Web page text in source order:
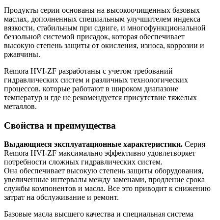
Продукты серии основаны на высокоочищенных базовых
маслах, дополненных специальным улучшителем индекса
вязкости, стабильным при сдвиге, и многофункциональной
беззольной системой присадок, которая обеспечивает
высокую степень защиты от окисления, износа, коррозии и
ржавчины.
Remora HVI-ZF разработаны с учетом требований
гидравлических систем и различных технологических
процессов, которые работают в широком диапазоне
температур и где не рекомендуется присутствие тяжелых
металлов.
Свойства и преимущества
Выдающиеся эксплуатационные характеристики. Серия
Remora HVI-ZF максимально эффективно удовлетворяет
потребности сложных гидравлических систем.
Она обеспечивает высокую степень защиты оборудования,
увеличенные интервалы между заменами, продление срока
службы компонентов и масла. Все это приводит к снижению
затрат на обслуживание и ремонт.
Базовые масла высшего качества и специальная система